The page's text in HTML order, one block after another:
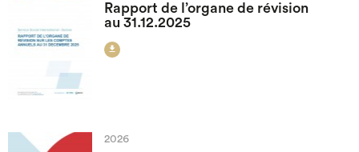
Rapport de l’organe de révision
au 31.12.2025

2026